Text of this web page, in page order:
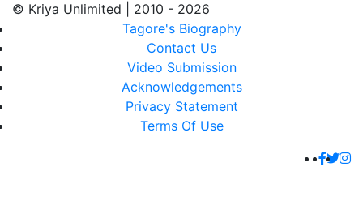
© Kriya Unlimited | 2010 - 2026
Tagore's Biography
Contact Us
Video Submission
Acknowledgements
Privacy Statement
Terms Of Use